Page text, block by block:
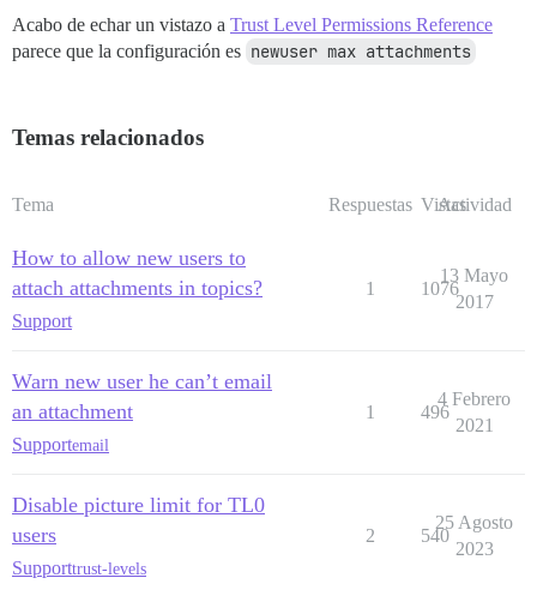
Acabo de echar un vistazo a Trust Level Permissions Reference
parece que la configuración es newuser max attachments
Temas relacionados
Tema Respuestas Vistas
Actividad
How to allow new users to
attach attachments in topics?
Support
1 1076
13 Mayo
2017
Warn new user he can’t email
an attachment
Supportemail
1 496
4 Febrero
2021
Disable picture limit for TL0
users
Supporttrust-levels
2 540
25 Agosto
2023